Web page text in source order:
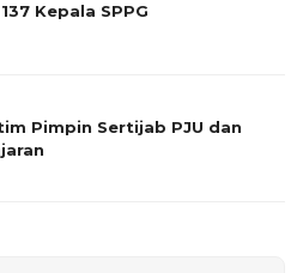
Kepala SPPG
Pimpin Sertijab PJU dan